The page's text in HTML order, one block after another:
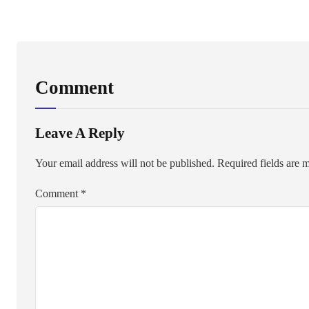
Comment
Leave A Reply
Your email address will not be published. Required fields are
Comment *